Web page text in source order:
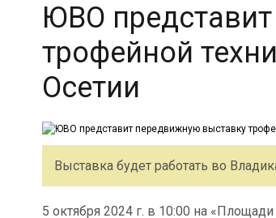
ЮВО
трофейной
Осетии
Выставка будет работать во
5 октября 2024 г. в 10:00 на